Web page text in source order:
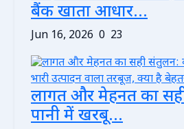
बैंक खाता आधार...
Jun 16, 2026 0 23
लागत और मेहनत का
पानी में खरबू...